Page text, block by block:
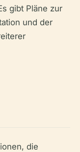
gibt Pläne zur
und der
die